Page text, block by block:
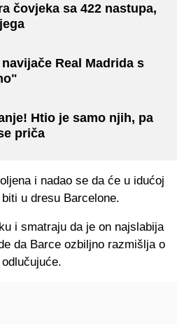
čovjeka sa 422 nastupa,
Real Madrida s
Htio je samo njih, pa
priča
i nadao se da će u idućoj
u dresu Barcelone.
i smatraju da je on najslabija
da Barce ozbiljno razmišlja o